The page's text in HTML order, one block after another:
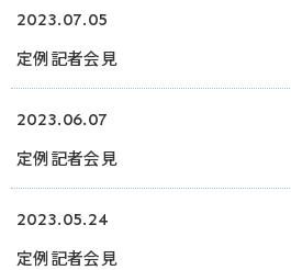
2023.07.05
定例記者会見
2023.06.07
定例記者会見
2023.05.24
定例記者会見